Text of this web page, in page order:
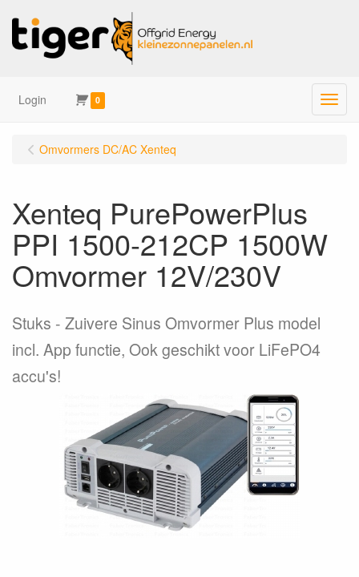
Login 0 Menu
Omvormers DC/AC Xenteq
Xenteq PurePowerPlus
PPI 1500-212CP 1500W
Omvormer 12V/230V
Stuks
Zuivere Sinus Omvormer Plus model
incl. App functie, Ook geschikt voor LiFePO4
accu's!